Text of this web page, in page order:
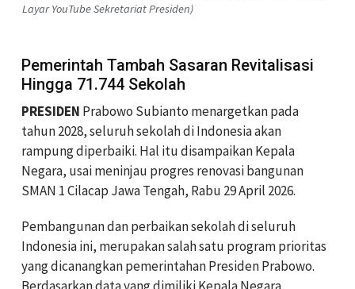
Layar YouTube Sekretariat Presiden)
Pemerintah Tambah Sasaran Revitalisasi
Hingga 71.744 Sekolah
PRESIDEN Prabowo Subianto menargetkan pada
tahun 2028, seluruh sekolah di Indonesia akan
rampung diperbaiki. Hal itu disampaikan Kepala
Negara, usai meninjau progres renovasi bangunan
SMAN 1 Cilacap Jawa Tengah, Rabu 29 April 2026.
Pembangunan dan perbaikan sekolah di seluruh
Indonesia ini, merupakan salah satu program prioritas
yang dicanangkan pemerintahan Presiden Prabowo.
Berdasarkan data yang dimiliki Kepala Negara,